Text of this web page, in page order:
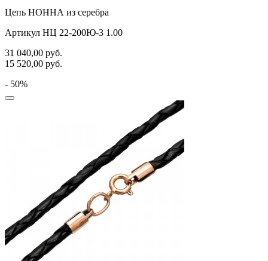
Цепь НОННА из серебра
Артикул НЦ 22-200Ю-3 1.00
31 040,00 руб.
15 520,00 руб.
- 50%